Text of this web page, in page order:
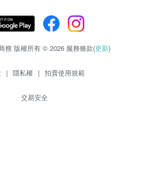
務 版權所有 © 2026 服務條款(更新)
| 隱私權 | 拍賣使用規範
交易安全